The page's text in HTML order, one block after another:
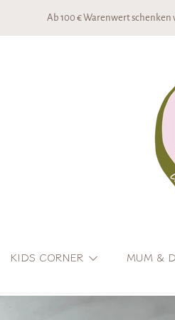
Ab 100 € Warenwert
KIDS CORNER MUM &